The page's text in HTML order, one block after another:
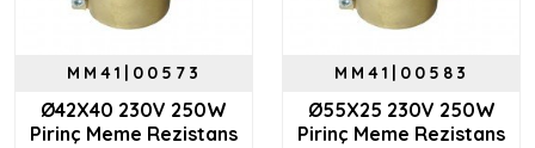
MM41|00573
Ø42X40 230V 250W
Pirinç Meme Rezistans
MM41|00583
Ø55X25 230V 250W
Pirinç Meme Rezistans